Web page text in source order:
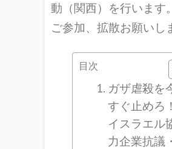
動（関西）を行います。
ご参加、拡散お願いし
目次
ガザ虐殺を
すぐ止めろ！
イスラエル
力企業抗議・